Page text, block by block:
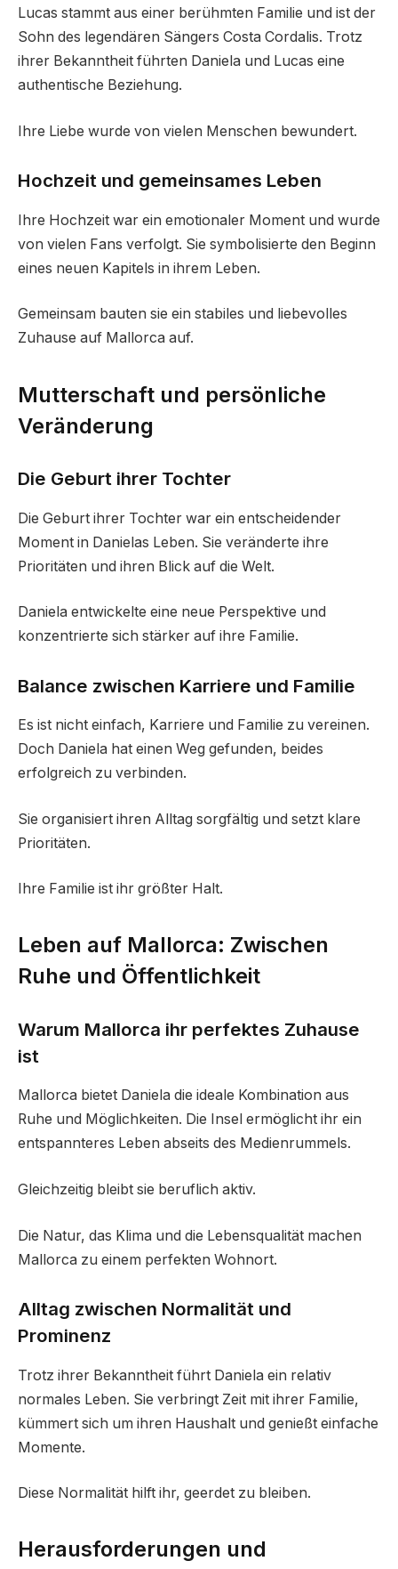
Lucas stammt aus einer berühmten Familie und ist der
Sohn des legendären Sängers Costa Cordalis. Trotz
ihrer Bekanntheit führten Daniela und Lucas eine
authentische Beziehung.
Ihre Liebe wurde von vielen Menschen bewundert.
Hochzeit und gemeinsames Leben
Ihre Hochzeit war ein emotionaler Moment und wurde
von vielen Fans verfolgt. Sie symbolisierte den Beginn
eines neuen Kapitels in ihrem Leben.
Gemeinsam bauten sie ein stabiles und liebevolles
Zuhause auf Mallorca auf.
Mutterschaft und persönliche
Veränderung
Die Geburt ihrer Tochter
Die Geburt ihrer Tochter war ein entscheidender
Moment in Danielas Leben. Sie veränderte ihre
Prioritäten und ihren Blick auf die Welt.
Daniela entwickelte eine neue Perspektive und
konzentrierte sich stärker auf ihre Familie.
Balance zwischen Karriere und Familie
Es ist nicht einfach, Karriere und Familie zu vereinen.
Doch Daniela hat einen Weg gefunden, beides
erfolgreich zu verbinden.
Sie organisiert ihren Alltag sorgfältig und setzt klare
Prioritäten.
Ihre Familie ist ihr größter Halt.
Leben auf Mallorca: Zwischen
Ruhe und Öffentlichkeit
Warum Mallorca ihr perfektes Zuhause
ist
Mallorca bietet Daniela die ideale Kombination aus
Ruhe und Möglichkeiten. Die Insel ermöglicht ihr ein
entspannteres Leben abseits des Medienrummels.
Gleichzeitig bleibt sie beruflich aktiv.
Die Natur, das Klima und die Lebensqualität machen
Mallorca zu einem perfekten Wohnort.
Alltag zwischen Normalität und
Prominenz
Trotz ihrer Bekanntheit führt Daniela ein relativ
normales Leben. Sie verbringt Zeit mit ihrer Familie,
kümmert sich um ihren Haushalt und genießt einfache
Momente.
Diese Normalität hilft ihr, geerdet zu bleiben.
Herausforderungen und